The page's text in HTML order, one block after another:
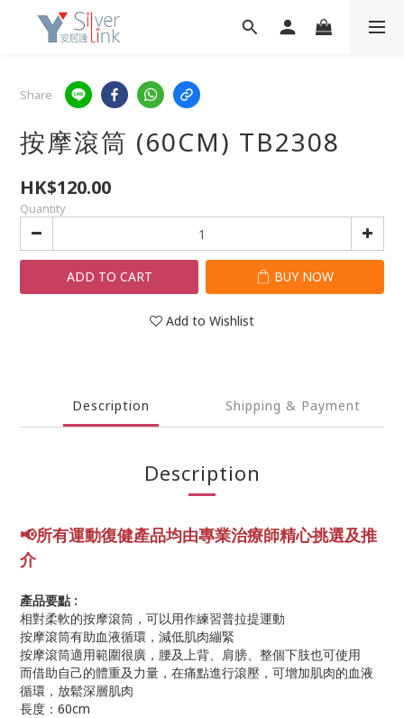
Share
按摩滾筒 (60CM) TB2308
HK$120.00
Quantity
ADD TO CART BUY NOW
Add to Wishlist
Description Shipping & Payment
Description
📢所有運動復健產品均由專業治療師精心挑選及推
介
產品要點 :
相對柔軟的按摩滾筒，可以用作練習普拉提運動
按摩滾筒有助血液循環，減低肌肉繃緊
按摩滾筒適用範圍很廣，腰及上背、肩膀、整個下肢也可使用
而借助自己的體重及力量，在痛點進行滾壓，可增加肌肉的血液
循環，放鬆深層肌肉
長度：60cm